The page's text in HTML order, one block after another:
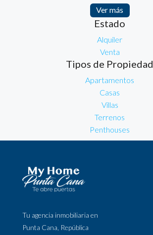
Ver más
Estado
Alquiler
Venta
Tipos de Propiedad
Apartamentos
Casas
Villas
Terrenos
Penthouses
Tu agencia inmobiliaria en
Punta Cana, República